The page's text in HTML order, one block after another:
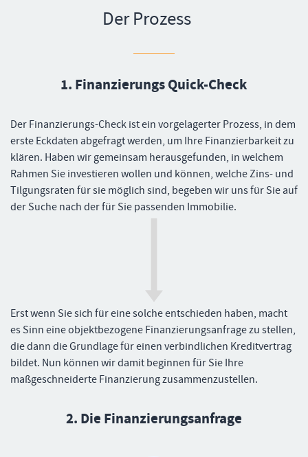
Der Prozess
1. Finanzierungs Quick-Check
Der Finanzierungs-Check ist ein vorgelagerter Prozess, in dem
erste Eckdaten abgefragt werden, um Ihre Finanzierbarkeit zu
klären. Haben wir gemeinsam herausgefunden, in welchem
Rahmen Sie investieren wollen und können, welche Zins- und
Tilgungsraten für sie möglich sind, begeben wir uns für Sie auf
der Suche nach der für Sie passenden Immobilie.
Erst wenn Sie sich für eine solche entschieden haben, macht
es Sinn eine objektbezogene Finanzierungsanfrage zu stellen,
die dann die Grundlage für einen verbindlichen Kreditvertrag
bildet. Nun können wir damit beginnen für Sie Ihre
maßgeschneiderte Finanzierung zusammenzustellen.
2. Die Finanzierungsanfrage